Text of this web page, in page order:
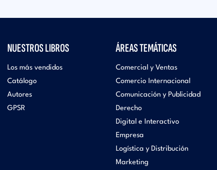
NUESTROS LIBROS
Los más vendidos
Catálogo
Autores
GPSR
ÁREAS TEMÁTICAS
Comercial y Ventas
Comercio Internacional
Comunicación y Publicidad
Derecho
Digital e Interactivo
Empresa
Logística y Distribución
Marketing